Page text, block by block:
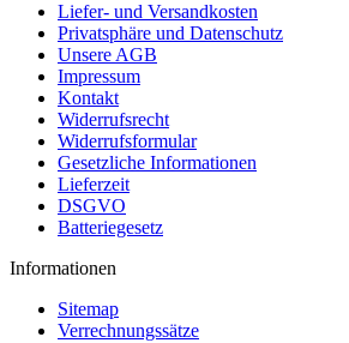
Liefer- und Versandkosten
Privatsphäre und Datenschutz
Unsere AGB
Impressum
Kontakt
Widerrufsrecht
Widerrufsformular
Gesetzliche Informationen
Lieferzeit
DSGVO
Batteriegesetz
Informationen
Sitemap
Verrechnungssätze